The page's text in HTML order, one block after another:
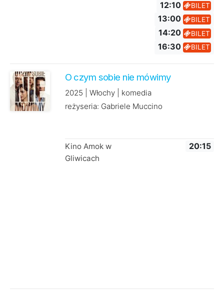
12:10 BILET
13:00 BILET
14:20 BILET
16:30 BILET
O czym sobie nie mówimy
2025 | Włochy | komedia
reżyseria: Gabriele Muccino
Kino Amok w
Gliwicach
20:15